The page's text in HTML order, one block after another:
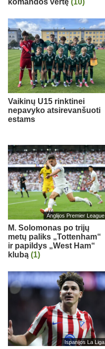
komandos vertę (10)
Vaikinų U15 rinktinei
nepavyko atsirevanšuoti
estams
Anglijos Premier League
M. Solomonas po trijų
metų paliks „Tottenham“
ir papildys „West Ham“
klubą (1)
Ispanijos La Liga